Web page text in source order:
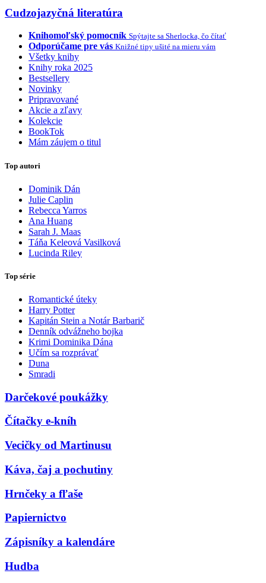
Cudzojazyčná literatúra
Knihomoľský pomocník Spýtajte sa Sherlocka, čo čítať
Odporúčame pre vás Knižné tipy ušité na mieru vám
Všetky knihy
Knihy roka 2025
Bestsellery
Novinky
Pripravované
Akcie a zľavy
Kolekcie
BookTok
Mám záujem o titul
Top autori
Dominik Dán
Julie Caplin
Rebecca Yarros
Ana Huang
Sarah J. Maas
Táňa Keleová Vasilková
Lucinda Riley
Top série
Romantické úteky
Harry Potter
Kapitán Stein a Notár Barbarič
Denník odvážneho bojka
Krimi Dominika Dána
Učím sa rozprávať
Duna
Smradi
Darčekové poukážky
Čítačky e-kníh
Vecičky od Martinusu
Káva, čaj a pochutiny
Hrnčeky a fľaše
Papiernictvo
Zápisníky a kalendáre
Hudba